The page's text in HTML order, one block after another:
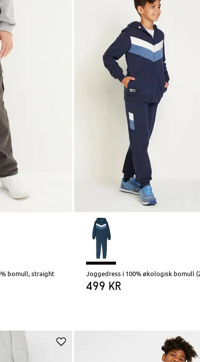
bomull, straight
499 kr